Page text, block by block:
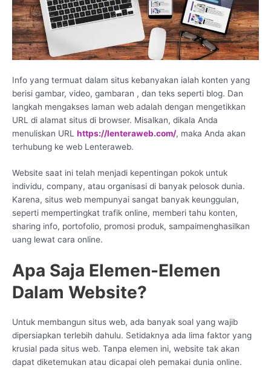
Info yang termuat dalam situs kebanyakan ialah konten yang
berisi gambar, video, gambaran , dan teks seperti blog. Dan
langkah mengakses laman web adalah dengan mengetikkan
URL di alamat situs di browser. Misalkan, dikala Anda
menuliskan URL https://lenteraweb.com/, maka Anda akan
terhubung ke web Lenteraweb.
Website saat ini telah menjadi kepentingan pokok untuk
individu, company, atau organisasi di banyak pelosok dunia.
Karena, situs web mempunyai sangat banyak keunggulan,
seperti mempertingkat trafik online, memberi tahu konten,
sharing info, portofolio, promosi produk, sampaimenghasilkan
uang lewat cara online.
Apa Saja Elemen-Elemen
Dalam Website?
Untuk membangun situs web, ada banyak soal yang wajib
dipersiapkan terlebih dahulu. Setidaknya ada lima faktor yang
krusial pada situs web. Tanpa elemen ini, website tak akan
dapat diketemukan atau dicapai oleh pemakai dunia online.